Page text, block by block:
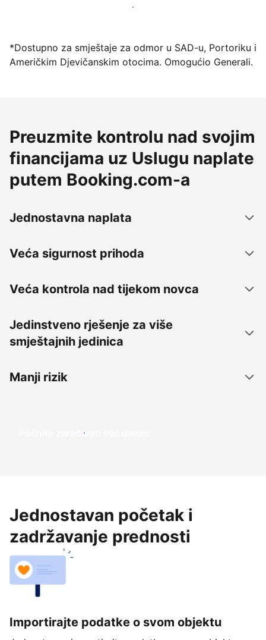
*Dostupno za smještaje za odmor u SAD-u, Portoriku i
Američkim Djevičanskim otocima. Omogućio Generali.
Preuzmite kontrolu nad svojim
financijama uz Uslugu naplate
putem Booking.com-a
Jednostavna naplata
Veća sigurnost prihoda
Veća kontrola nad tijekom novca
Jedinstveno rješenje za više
smještajnih jedinica
Manji rizik
Počnite zarađivati već ​​danas
Jednostavan početak i
zadržavanje prednosti
Importirajte podatke o svom objektu